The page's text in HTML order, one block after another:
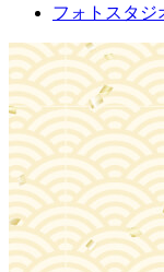
フォトスタジ